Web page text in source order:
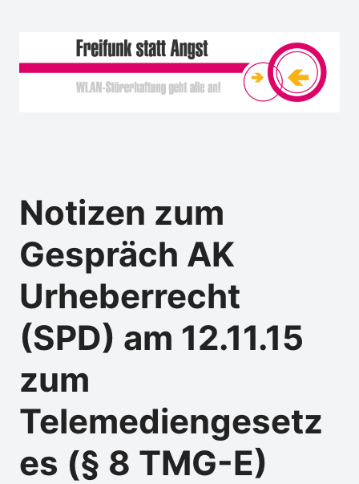
Notizen zum
Gespräch AK
Urheberrecht
(SPD) am 12.11.15
zum
Telemediengesetz
es (§ 8 TMG-E)